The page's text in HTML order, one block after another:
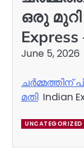
ഒരു മുറി
June 5, 2026
ചർമ്മത്തിന്
മതിIndian
UNCATEGORIZED